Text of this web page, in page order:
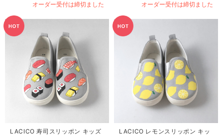
オーダー受付は締切ました
オーダー受付は締切ました
LACICO 寿司スリッポン キッズ
LACICO レモンスリッポン キッ